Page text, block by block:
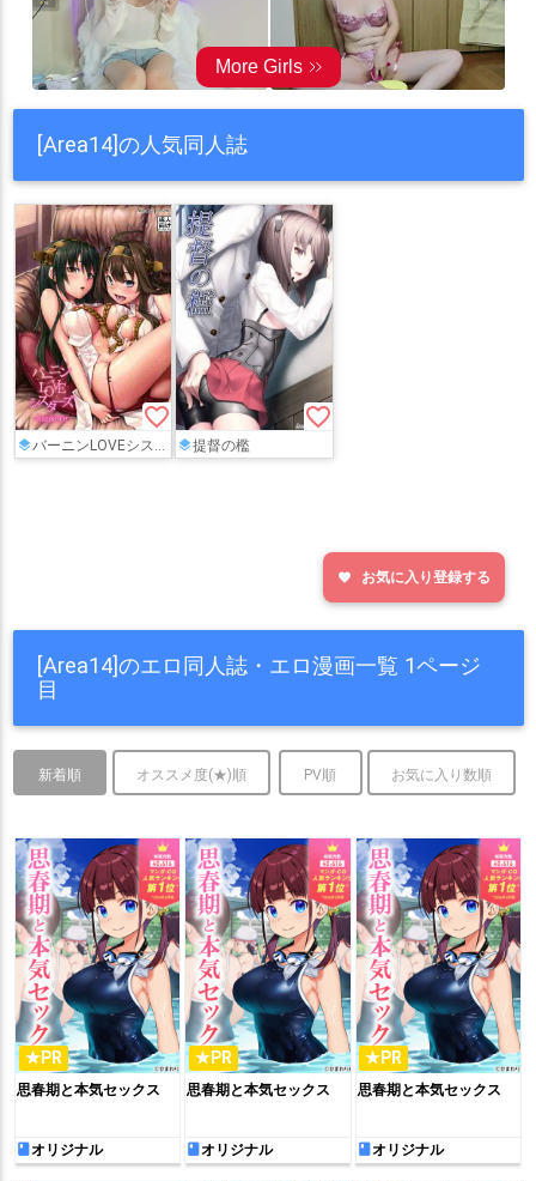
[Area14]の人気同人誌
favorite_border
バーニンLOVEシスターズ
favorite_border
提督の檻
favorite お気に入り登録する
[Area14]のエロ同人誌・エロ漫画一覧 1ページ
目
新着順 オススメ度(★)順 PV順 お気に入り数順
★PR
思春期と本気セックス
オリジナル
★PR
思春期と本気セックス
オリジナル
★PR
思春期と本気セックス
オリジナル